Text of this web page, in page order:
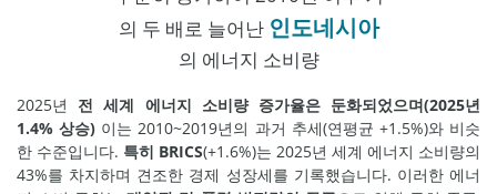
의 두 배로 늘어난 인도네시아
의 에너지 소비량
2025년 전 세계 에너지 소비량 증가율은 둔화되었으며(2025년
1.4% 상승) 이는 2010~2019년의 과거 추세(연평균 +1.5%)와 비슷
한 수준입니다. 특히 BRICS(+1.6%)는 2025년 세계 에너지 소비량의
43%를 차지하며 견조한 경제 성장세를 기록했습니다. 이러한 에너